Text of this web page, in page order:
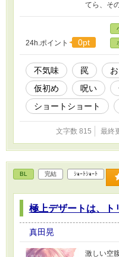
てら、そ
24h.ポイント 0pt
不気味 罠
仮初め
呪い
ショートショート
文字数 815 最終
BL 完結 ｼｮｰﾄｼｮｰﾄ
極上デザートは、ト
真田晃
激しい空